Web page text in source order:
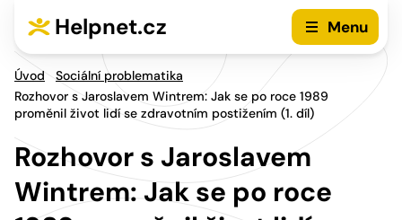
Helpnet.cz Menu
Úvod
Sociální problematika
Rozhovor s Jaroslavem Wintrem: Jak se po roce 1989
proměnil život lidí se zdravotním postižením (1. díl)
Rozhovor s Jaroslavem
Wintrem: Jak se po roce